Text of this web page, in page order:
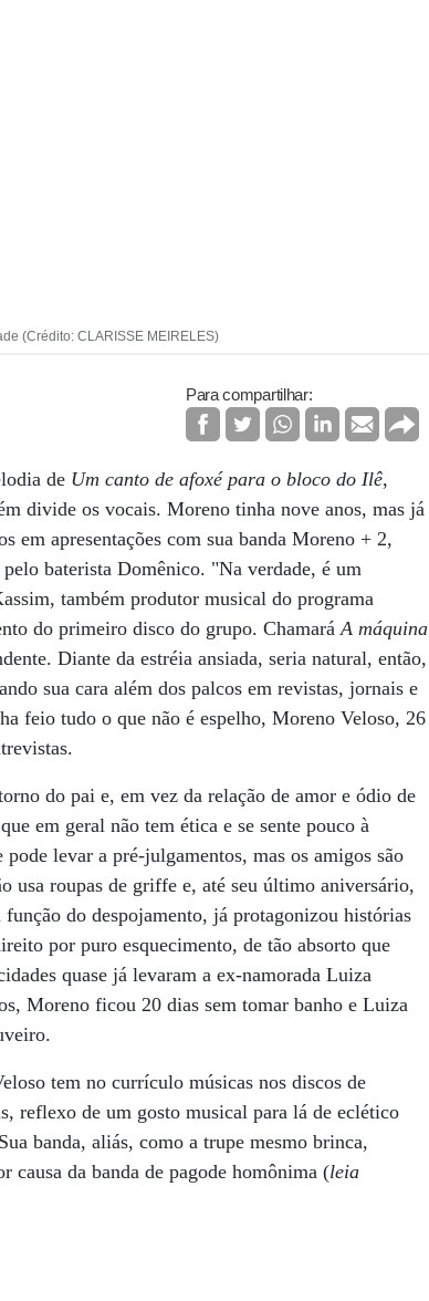
(Crédito: CLARISSE MEIRELES)
Para compartilhar:
de Um canto de afoxé para o bloco do Ilê,
divide os vocais. Moreno tinha nove anos, mas já
em apresentações com sua banda Moreno + 2,
baterista Domênico. "Na verdade, é um
também produtor musical do programa
do primeiro disco do grupo. ChamaráA máquina
Diante da estréia ansiada, seria natural, então,
sua cara além dos palcos em revistas, jornais e
feio tudo o que não é espelho, Moreno Veloso, 26
do pai e, em vez da relação de amor e ódio de
em geral não tem ética e se sente pouco à
levar a pré-julgamentos, mas os amigos são
usa roupas de griffe e, até seu último aniversário,
do despojamento, já protagonizou histórias
por puro esquecimento, de tão absorto que
quase já levaram a ex-namorada Luiza
Moreno ficou 20 dias sem tomar banho e Luiza
tem no currículo músicas nos discos de
reflexo de um gosto musical para lá de eclético
banda, aliás, como a trupe mesmo brinca,
causa da banda de pagode homônima (leia